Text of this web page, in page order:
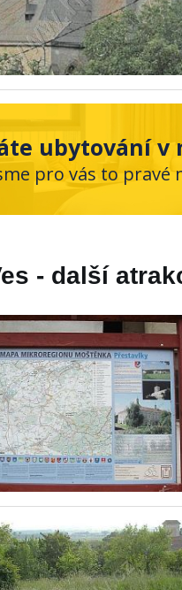
ubytování v
pro vás to pravé
- další